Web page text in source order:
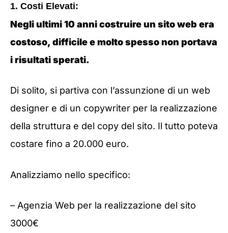
1. Costi Elevati:
Negli ultimi 10 anni costruire un sito web era
costoso, difficile e molto spesso non portava
i risultati sperati.
Di solito, si partiva con l’assunzione di un web
designer e di un copywriter per la realizzazione
della struttura e del copy del sito. Il tutto poteva
costare fino a 20.000 euro.
Analizziamo nello specifico:
– Agenzia Web per la realizzazione del sito
3000€